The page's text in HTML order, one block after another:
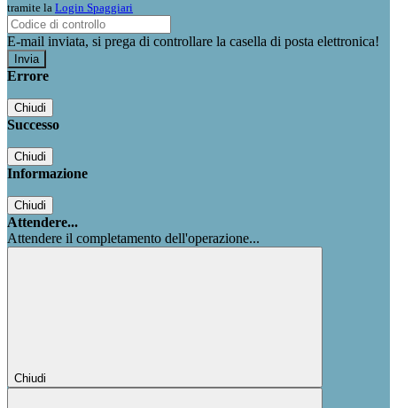
tramite la Login Spaggiari
E-mail inviata, si prega di controllare la casella di posta elettronica!
Errore
Chiudi
Successo
Chiudi
Informazione
Chiudi
Attendere...
Attendere il completamento dell'operazione...
Chiudi